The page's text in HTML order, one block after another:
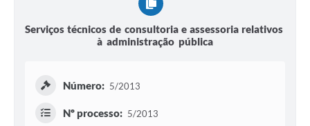
Serviços técnicos de consultoria e assessoria relativos
à administração pública
Número: 5/2013
Nº processo: 5/2013